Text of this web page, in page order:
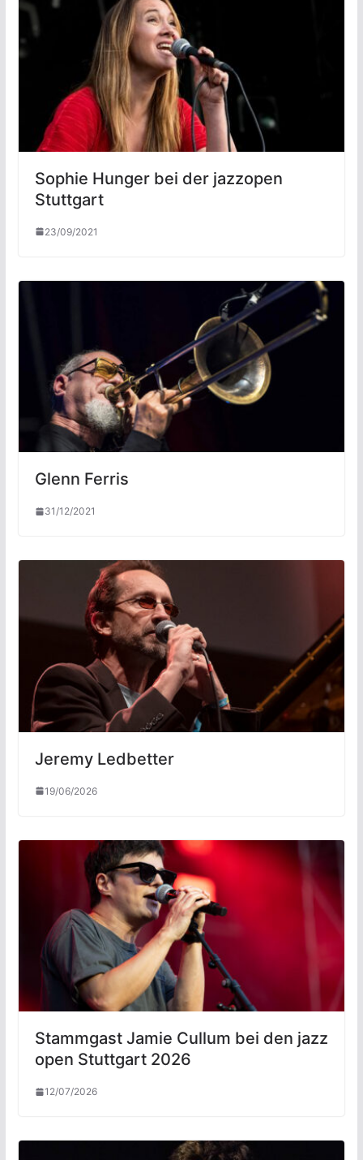
Sophie Hunger bei der jazzopen
Stuttgart
23/09/2021
Glenn Ferris
31/12/2021
Jeremy Ledbetter
19/06/2026
Stammgast Jamie Cullum bei den jazz
open Stuttgart 2026
12/07/2026